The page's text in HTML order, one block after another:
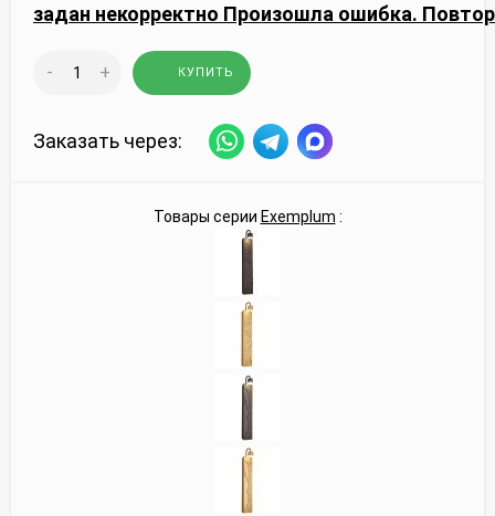
задан некорректно Произошла ошибка.
- + КУПИТЬ
Заказать через:
Товары серии Exemplum :